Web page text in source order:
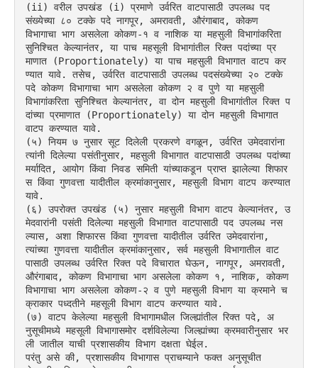
(ii) वरील उपखंड (i) प्रमाणे उर्वरित वाटपासाठी उपलब्ध पद
संख्येच्या ८० टक्के पदे नागपूर, अमरावती, औरंगाबाद, कोकण
विभागाचा भाग असलेला कोकण-१ व नाशिक या महसुली विभागांकरिता
सुनिश्चित केल्यानंतर, या पाच महसूली विभागांतील रिक्त पदांच्या प्र
माणात (Proportionately) या पाच महसुली विभागात वाटप कर
ण्यात यावे. तसेच, उर्वरित वाटपासाठी उपलब्ध पदसंख्येच्या २० टक्के
पदे कोकण विभागाचा भाग असलेला कोकण २ व पुणे या महसुली
विभागांकरिता सुनिश्चित केल्यानंतर, वा दोन महसुली विभागांतील रिक्त प
दांच्या प्रमाणात (Proportionately) या दोन महसुली विभागात
वाटप करण्यात यावे.
(५) नियम ७ नुसार सूट दिलेली प्रकरणे वगळून, उर्वरित उमेदवारांना
त्यांनी दिलेल्या पसंतीनुसार, महसुली विभागात वाटपासाठी उपलब्ध पदांच्या
मर्यादित, आयोग किंवा निवड समिती यांच्याकडून प्राप्त झालेल्या शिफार
स किंवा गुणवत्ता यादीतील क्रमांकानुसार, महसुली विभाग वाटप करण्यात
यावे.
(६) उपरोक्त उपखंड (५) नुसार महसुली विभाग वाटप केल्यानंतर, उ
मेदवारांनी पसंती दिलेल्या महसुली विभागात वाटपासाठी पद उपलब्ध नस
ल्यास, अशा शिफारस किंवा गुणवत्ता यादीतील उर्वरित उमेदवारांना,
त्यांच्या गुणवत्ता यादीतील क्रमांकानुसार, सर्व महसुली विभागातील वाट
पासाठी उपलब्ध उर्वरित रिक्त पदे विचारात घेऊन, नागपूर, अमरावती,
औरंगाबाद, कोकण विभागाचा भाग असलेला कोकण १, नाशिक, कोकण
विभागाचा भाग असलेला कोकण-२ व पुणे महसुली विभाग या क्रमाने च
क्राकार पध्दतीने महसूली विभाग वाटप करण्यात यावे.
(७) वाटप केलेल्या महसुली विभागामधील जिल्ह्यांतील रिक्त पदे, अ
नुसूचीमध्ये महसूली विभागासमोर दर्शविलेल्या जिल्ह्यांच्या क्रमवारीनुसार भर
ली जातील याची प्रशासकीय विभाग दक्षता घेईल.
परंतु असे की, प्रशासकीय विभागास प्राचम्याने फक्त अनुसूचीत